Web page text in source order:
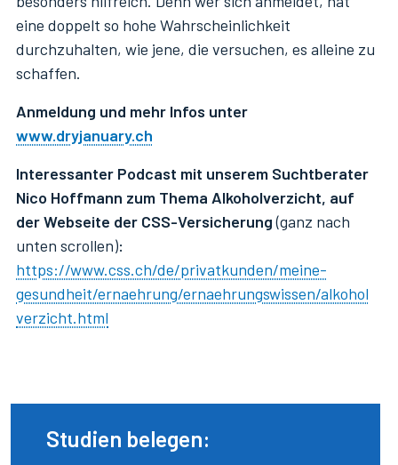
eine doppelt so hohe Wahrscheinlichkeit
durchzuhalten, wie jene, die versuchen, es alleine zu
schaffen.
Anmeldung und mehr Infos unter
www.dryjanuary.ch
Interessanter Podcast mit unserem Suchtberater
Nico Hoffmann zum Thema Alkoholverzicht, auf
der Webseite der CSS-Versicherung(ganz nach
unten scrollen):
https://www.css.ch/de/privatkunden/meine-
gesundheit/ernaehrung/ernaehrungswissen/alkohol
verzicht.html
Studien belegen: